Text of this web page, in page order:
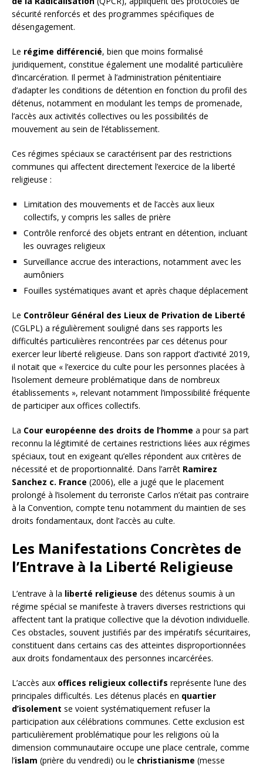
sécurité renforcés et des programmes spécifiques de
désengagement.
Le régime différencié, bien que moins formalisé
juridiquement, constitue également une modalité particulière
d’incarcération. Il permet à l’administration pénitentiaire
d’adapter les conditions de détention en fonction du profil des
détenus, notamment en modulant les temps de promenade,
l’accès aux activités collectives ou les possibilités de
mouvement au sein de l’établissement.
Ces régimes spéciaux se caractérisent par des restrictions
communes qui affectent directement l’exercice de la liberté
religieuse :
Limitation des mouvements et de l’accès aux lieux
collectifs, y compris les salles de prière
Contrôle renforcé des objets entrant en détention, incluant
les ouvrages religieux
Surveillance accrue des interactions, notamment avec les
aumôniers
Fouilles systématiques avant et après chaque déplacement
Le Contrôleur Général des Lieux de Privation de Liberté
(CGLPL) a régulièrement souligné dans ses rapports les
difficultés particulières rencontrées par ces détenus pour
exercer leur liberté religieuse. Dans son rapport d’activité 2019,
il notait que « l’exercice du culte pour les personnes placées à
l’isolement demeure problématique dans de nombreux
établissements », relevant notamment l’impossibilité fréquente
de participer aux offices collectifs.
La Cour européenne des droits de l’homme a pour sa part
reconnu la légitimité de certaines restrictions liées aux régimes
spéciaux, tout en exigeant qu’elles répondent aux critères de
nécessité et de proportionnalité. Dans l’arrêt Ramirez
Sanchez c. France (2006), elle a jugé que le placement
prolongé à l’isolement du terroriste Carlos n’était pas contraire
à la Convention, compte tenu notamment du maintien de ses
droits fondamentaux, dont l’accès au culte.
Les Manifestations Concrètes de
l’Entrave à la Liberté Religieuse
L’entrave à la liberté religieuse des détenus soumis à un
régime spécial se manifeste à travers diverses restrictions qui
affectent tant la pratique collective que la dévotion individuelle.
Ces obstacles, souvent justifiés par des impératifs sécuritaires,
constituent dans certains cas des atteintes disproportionnées
aux droits fondamentaux des personnes incarcérées.
L’accès aux offices religieux collectifs représente l’une des
principales difficultés. Les détenus placés en quartier
d’isolement se voient systématiquement refuser la
participation aux célébrations communes. Cette exclusion est
particulièrement problématique pour les religions où la
dimension communautaire occupe une place centrale, comme
l’islam (prière du vendredi) ou le christianisme (messe